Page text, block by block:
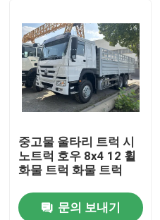
제품
비디오
우리에 대하여
공장 여행
중고물 울타리 트럭 시
노트럭 호우 8x4 12 휠
화물 트럭 화물 트럭
문의 보내기